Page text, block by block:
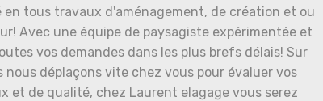
tous travaux d'aménagement, de création et ou
Avec une équipe de paysagiste expérimentée et
vos demandes dans les plus brefs délais! Sur
déplaçons vite chez vous pour évaluer vos
et de qualité, chez Laurent elagage vous serez